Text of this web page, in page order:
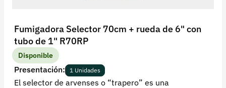
Fumigadora Selector 70cm + rueda de 6" con
tubo de 1" R70RP
Disponible
Presentación: 1 Unidades
El selector de arvenses o “trapero” es una
Recuperar contraseña
Contacto
Soporte
+57 323 2931928